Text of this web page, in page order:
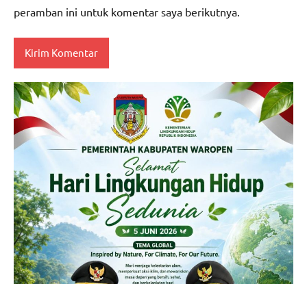
peramban ini untuk komentar saya berikutnya.